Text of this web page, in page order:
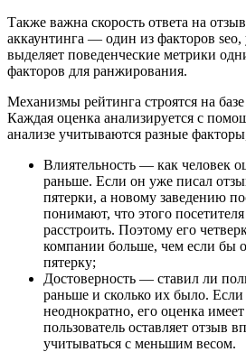
Также важна скорость ответа на
аккаунтинга — один из факторов
выделяет поведенческие метрики
факторов для ранжирования.
Механизмы рейтинга строятся на
Каждая оценка анализируется с
анализе учитываются разные
Влиятельность — как человек
раньше. Если он уже писал
пятерки, а новому заведению
понимают, что этого
расстроить. Поэтому его
компании больше, чем если бы
пятерку;
Достоверность — ставил ли
раньше и сколько их было. Если
неоднократно, его оценка
пользователь оставляет отзыв
учитываться с меньшим весом.